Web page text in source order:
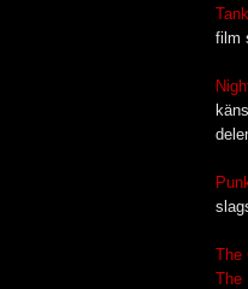
film
The
The